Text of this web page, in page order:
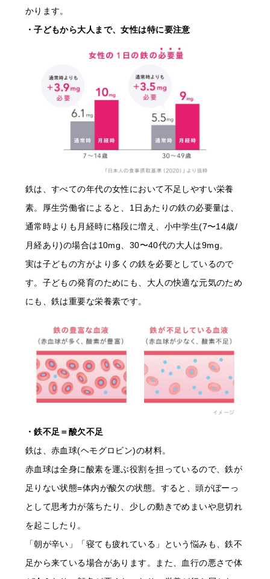
かります。
・子どもから大人まで、女性は特に要注意
鉄は、すべての年代の女性において不足しやすい栄養
素。厚生労働省によると、1日あたりの鉄の必要量は、
通常時よりも月経時に格段に増え、小中学生(7〜14歳/
月経あり)の場合は10mg、30〜40代の大人は9mg。
実は子どもの方がより多くの鉄を必要としているので
す。子どもの発育のためにも、大人の快適な元気のため
にも、鉄は重要な栄養素です。
・鉄不足＝酸欠不足
鉄は、赤血球(ヘモグロビン)の材料。
赤血球は全身に酸素を運ぶ役割を担っているので、鉄が
足りない状態=体内が酸欠の状態。すると、頭がぼーっ
として思考力が落ちたり、少しの動きでめまいや息切れ
を起こしたり。
「朝が辛い」「寝ても疲れている」という悩みも、鉄不
足から来ている場合があります。また、血行の悪さで体